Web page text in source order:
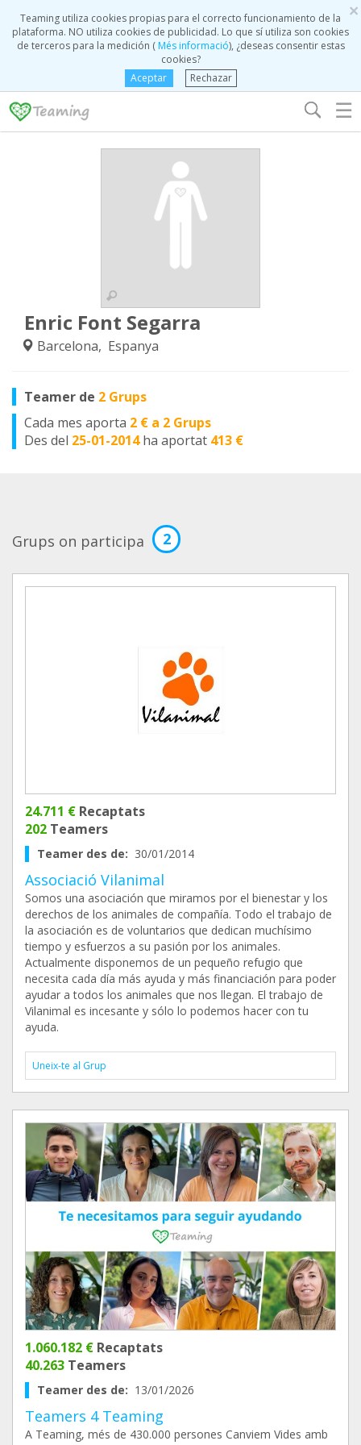
×
Teaming utiliza cookies propias para el correcto funcionamiento de la
plataforma. NO utiliza cookies de publicidad. Lo que sí utiliza son cookies
de terceros para la medición (Més informació), ¿deseas consentir estas
cookies?
Aceptar
Rechazar
☰
Enric Font Segarra
Barcelona, Espanya
Teamer de 2 Grups
Cada mes aporta 2 € a 2 Grups
Des del 25-01-2014 ha aportat 413 €
Grups on participa 2
24.711 € Recaptats
202 Teamers
Teamer des de: 30/01/2014
Associació Vilanimal
Somos una asociación que miramos por el bienestar y los
derechos de los animales de compañía. Todo el trabajo de
la asociación es de voluntarios que dedican muchísimo
tiempo y esfuerzos a su pasión por los animales.
Actualmente disponemos de un pequeño refugio que
necesita cada día más ayuda y más financiación para poder
ayudar a todos los animales que nos llegan. El trabajo de
Vilanimal es incesante y sólo lo podemos hacer con tu
ayuda.
Uneix-te al Grup
1.060.182 € Recaptats
40.263 Teamers
Teamer des de: 13/01/2026
Teamers 4 Teaming
A Teaming, més de 430.000 persones Canviem Vides amb